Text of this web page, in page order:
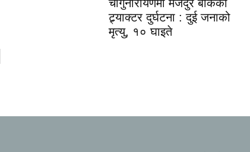
चाँगुनारायणमा मजदुर बोकेको
ट्र्याक्टर दुर्घटना : दुई जनाको
मृत्यु, १० घाइते